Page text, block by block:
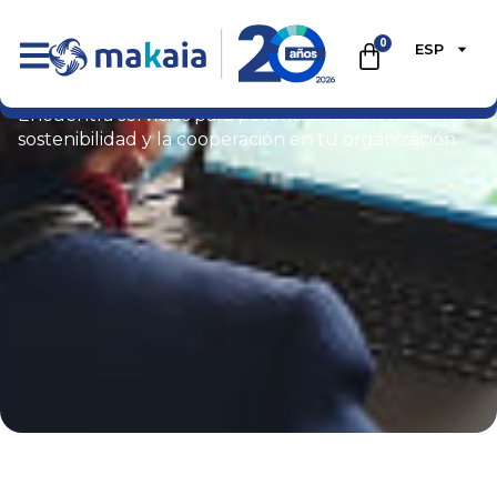
0 ESP
Tienda
Encuentra servicios para potenciar la innovación, la
sostenibilidad y la cooperación en tu organización.